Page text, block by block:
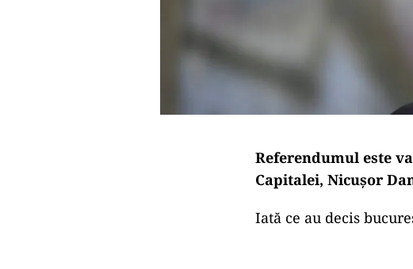
Referendumul este
Capitalei, Nicușor
Iată ce au decis